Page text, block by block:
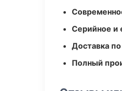
Серийное и
Доставка
Полный